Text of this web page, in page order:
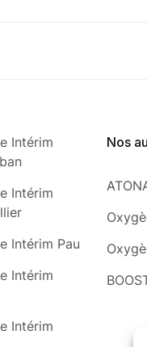
Intérim
Intérim
Intérim Pau
Intérim
Intérim
Nos